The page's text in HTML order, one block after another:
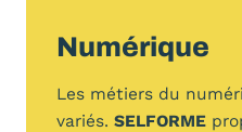
Numérique
Les métiers du
variés. SELFORME